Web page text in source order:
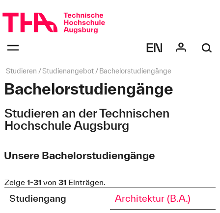
überspringen
bestätigen
des
Seitenpfad:
Studieren Studienangebot Bachelorstudiengänge
Bachelorstudiengänge
Studieren an der Technischen
Hochschule Augsburg
Unsere Bachelorstudiengänge
Zeige 1-31 von 31 Einträgen.
Studiengang
Architektur (B.A.)